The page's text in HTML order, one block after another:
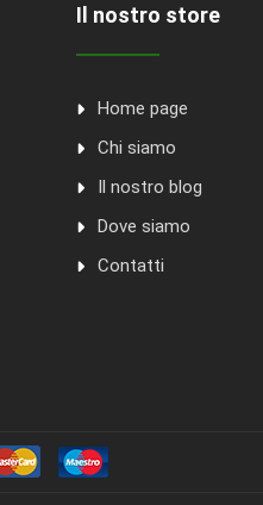
Il nostro store
Home page
Chi siamo
Il nostro blog
Dove siamo
Contatti